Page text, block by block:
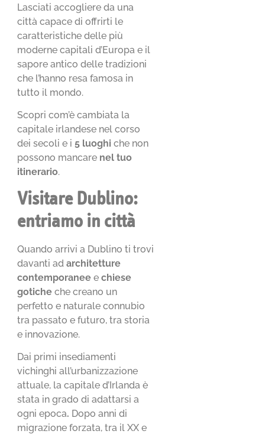
Lasciati accogliere da una
città capace di offrirti le
caratteristiche delle più
moderne capitali d’Europa e il
sapore antico delle tradizioni
che l’hanno resa famosa in
tutto il mondo.
Scopri com’è cambiata la
capitale irlandese nel corso
dei secoli e i 5 luoghi che non
possono mancare nel tuo
itinerario.
Visitare Dublino:
entriamo in città
Quando arrivi a Dublino ti trovi
davanti adarchitetture
contemporanee echiese
gotiche che creano un
perfetto e naturale connubio
tra passato e futuro, tra storia
e innovazione.
Dai primi insediamenti
vichinghi all’urbanizzazione
attuale, la capitale d’Irlanda è
stata in grado di adattarsi a
ogni epoca. Dopo anni di
migrazione forzata, tra il XX e